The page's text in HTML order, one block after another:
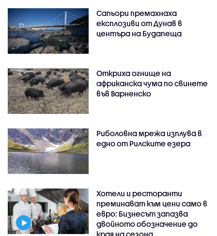
Сапьори премахнаха
експлозиви от Дунав в
центъра на Будапеща
Откриха огнище на
африканска чума по свинете
във Варненско
Риболовна мрежа изплува в
едно от Рилските езера
Хотели и ресторанти
преминават към цени само в
евро: Бизнесът запазва
двойното обозначение до
края на сезона